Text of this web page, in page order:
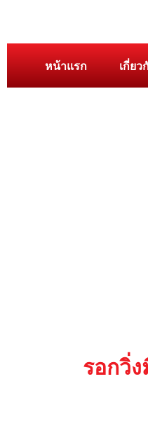
หน้าแรก เกี่ยว
รอกวิ่